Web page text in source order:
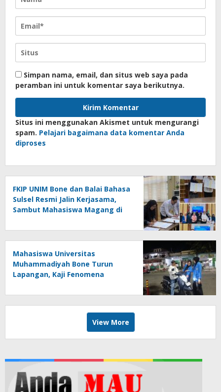
Simpan nama, email, dan situs web saya pada
peramban ini untuk komentar saya berikutnya.
Situs ini menggunakan Akismet untuk mengurangi
spam. Pelajari bagaimana data komentar Anda
diproses
FKIP UNIM Bone dan Balai Bahasa
Sulsel Resmi Jalin Kerjasama,
Sambut Mahasiswa Magang di
Mahasiswa Universitas
Muhammadiyah Bone Turun
Lapangan, Kaji Fenomena
melalui Riset FOTOFOBIA
View More